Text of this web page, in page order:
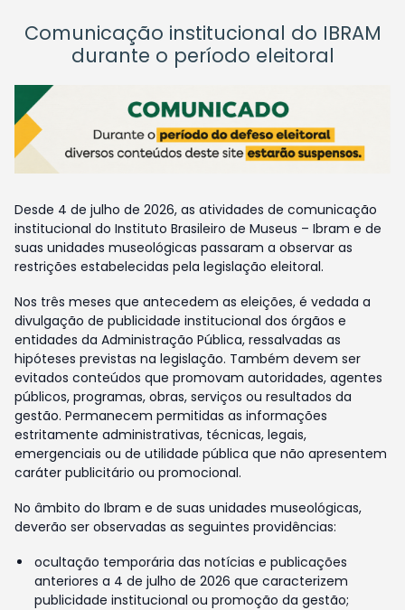
Comunicação institucional do IBRAM
durante o período eleitoral
Desde 4 de julho de 2026, as atividades de comunicação
institucional do Instituto Brasileiro de Museus – Ibram e de
suas unidades museológicas passaram a observar as
restrições estabelecidas pela legislação eleitoral.
Nos três meses que antecedem as eleições, é vedada a
divulgação de publicidade institucional dos órgãos e
entidades da Administração Pública, ressalvadas as
hipóteses previstas na legislação. Também devem ser
evitados conteúdos que promovam autoridades, agentes
públicos, programas, obras, serviços ou resultados da
gestão. Permanecem permitidas as informações
estritamente administrativas, técnicas, legais,
emergenciais ou de utilidade pública que não apresentem
caráter publicitário ou promocional.
No âmbito do Ibram e de suas unidades museológicas,
deverão ser observadas as seguintes providências:
ocultação temporária das notícias e publicações
anteriores a 4 de julho de 2026 que caracterizem
publicidade institucional ou promoção da gestão;